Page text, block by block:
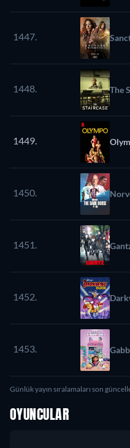
1447.
1448. The
1449.
1450.
1451.
1452.
1453.
Günlük yayın sıralamaları son
OYUNCULAR